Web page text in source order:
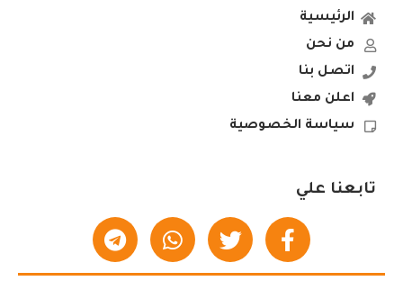
الرئيسية
من نحن
اتصل بنا
اعلن معنا
سياسة الخصوصية
تابعنا علي